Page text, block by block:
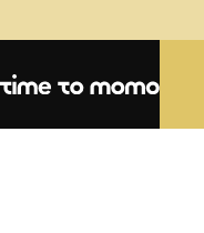
Home